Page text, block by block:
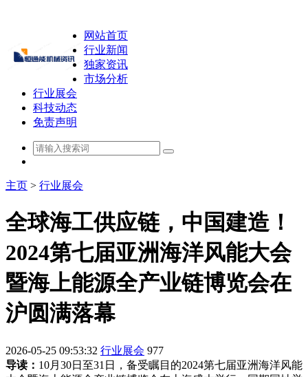
网站首页
行业新闻
独家资讯
市场分析
行业展会
科技动态
免责声明
主页 > 行业展会
全球海工供应链，中国建造！
2024第七届亚洲海洋风能大会
暨海上能源全产业链博览会在
沪圆满落幕
2026-05-25 09:53:32 行业展会 977
导读： 10月30日至31日，备受瞩目的2024第七届亚洲海洋风能